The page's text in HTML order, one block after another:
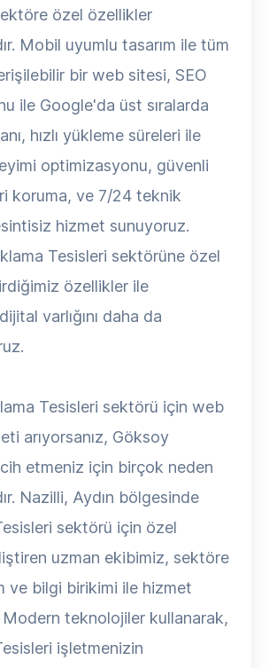
özel özellikler
Mobil uyumlu tasarım ile tüm
bir web sitesi, SEO
ile Google'da üst sıralarda
hızlı yükleme süreleri ile
optimizasyonu, güvenli
koruma, ve 7/24 teknik
hizmet sunuyoruz.
Tesisleri sektörüne özel
özellikler ile
varlığını daha da
Tesisleri sektörü için web
arıyorsanız, Göksoy
etmeniz için birçok neden
Nazilli, Aydın bölgesinde
sektörü için özel
uzman ekibimiz, sektöre
ve bilgi birikimi ile hizmet
teknolojiler kullanarak,
işletmenizin